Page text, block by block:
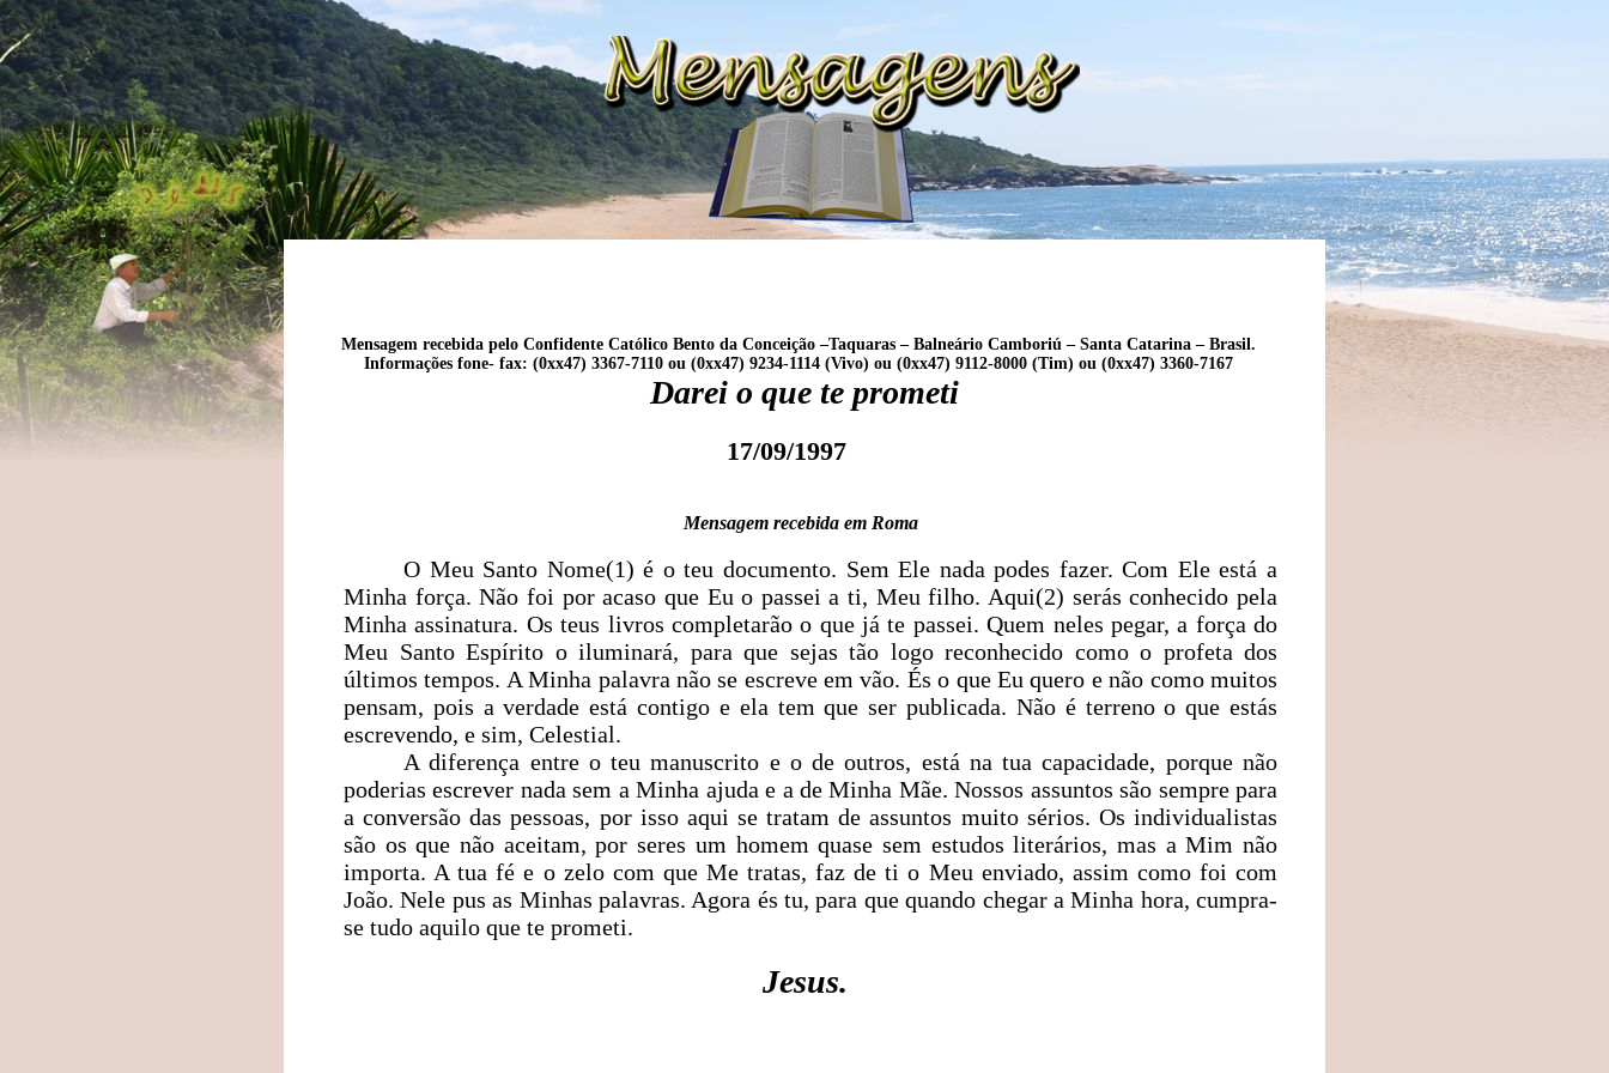
Mensagem recebida pelo Confidente Católico Bento da Conceição –Taquaras – Balneário Camboriú – Santa Catarina – Brasil.
Informações fone- fax: (0xx47) 3367-7110 ou (0xx47) 9234-1114 (Vivo) ou (0xx47) 9112-8000 (Tim) ou (0xx47) 3360-7167
Darei o que te prometi
17/09/1997
Mensagem recebida em Roma
O Meu Santo Nome(1) é o teu documento. Sem Ele nada podes fazer. Com Ele está a
Minha força. Não foi por acaso que Eu o passei a ti, Meu filho. Aqui(2) serás conhecido pela
Minha assinatura. Os teus livros completarão o que já te passei. Quem neles pegar, a força do
Meu Santo Espírito o iluminará, para que sejas tão logo reconhecido como o profeta dos
últimos tempos. A Minha palavra não se escreve em vão. És o que Eu quero e não como muitos
pensam, pois a verdade está contigo e ela tem que ser publicada. Não é terreno o que estás
escrevendo, e sim, Celestial.
A diferença entre o teu manuscrito e o de outros, está na tua capacidade, porque não
poderias escrever nada sem a Minha ajuda e a de Minha Mãe. Nossos assuntos são sempre para
a conversão das pessoas, por isso aqui se tratam de assuntos muito sérios. Os individualistas
são os que não aceitam, por seres um homem quase sem estudos literários, mas a Mim não
importa. A tua fé e o zelo com que Me tratas, faz de ti o Meu enviado, assim como foi com
João. Nele pus as Minhas palavras. Agora és tu, para que quando chegar a Minha hora, cumpra-
se tudo aquilo que te prometi.
Jesus.